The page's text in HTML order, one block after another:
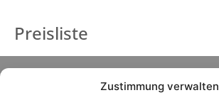
Zustimmung verwalten
Preisliste